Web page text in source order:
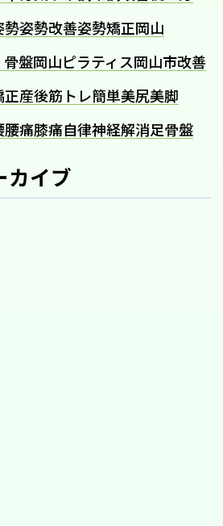
勢姿勢改善姿勢矯正岡山
盤岡山ピラティス岡山市改善
正産後筋トレ簡単美尻美脚
腰痛膝痛自律神経解消足骨盤
カイブ